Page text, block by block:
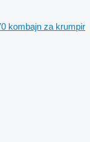
kombajn za krumpir